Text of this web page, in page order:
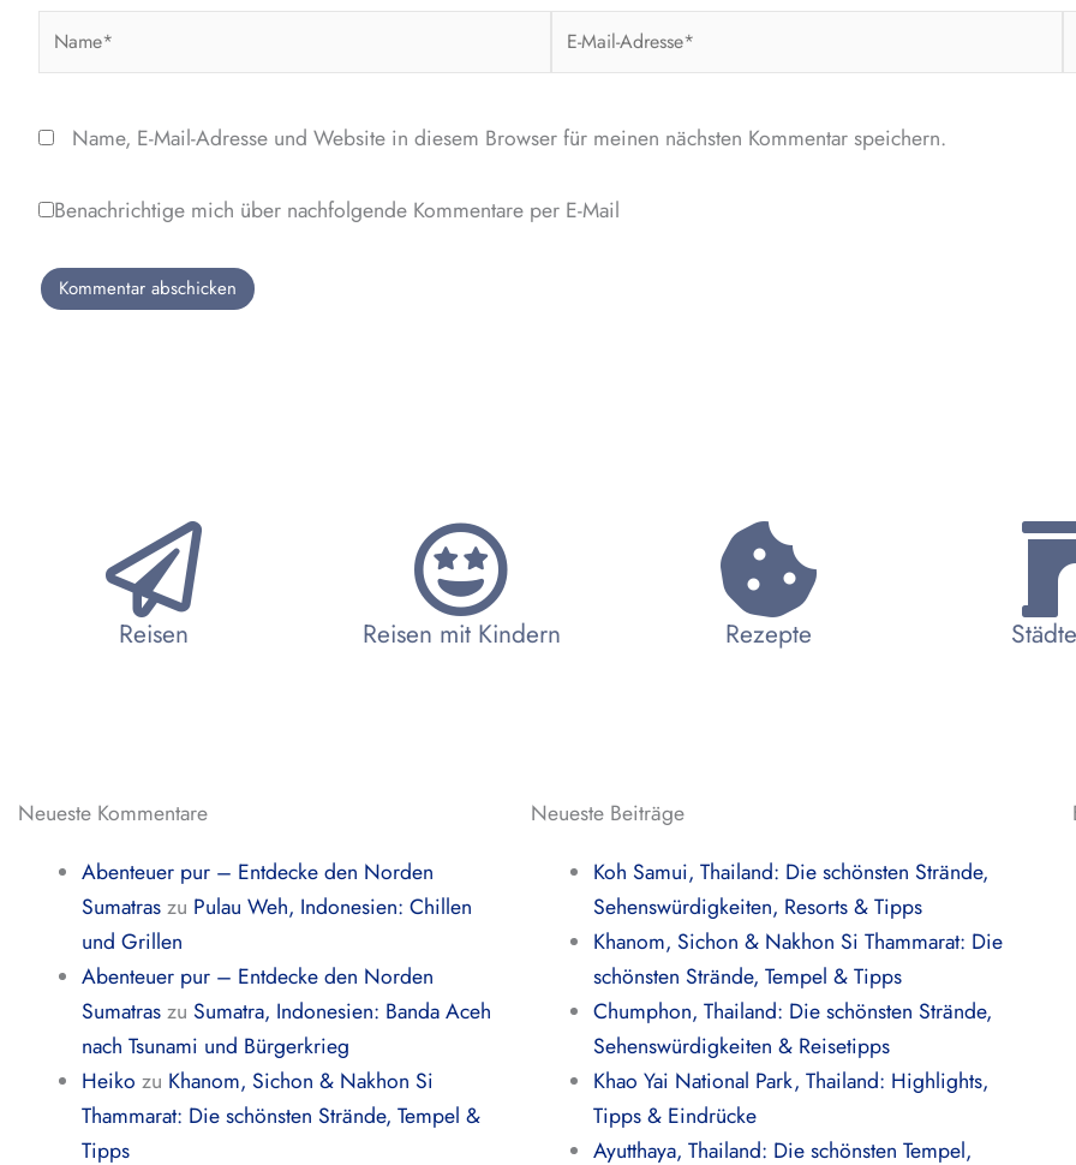
Name*
Name, E-Mail-Adresse und Website in diesem Browser für meinen nächsten Kommentar speichern.
Benachrichtige mich über nachfolgende Kommentare per E-Mail
Reisen Reisen mit Kindern Rezepte
Neueste Kommentare
Abenteuer pur – Entdecke den Norden
Sumatraszu Pulau Weh, Indonesien: Chillen
und Grillen
Abenteuer pur – Entdecke den Norden
Sumatraszu Sumatra, Indonesien: Banda Aceh
nach Tsunami und Bürgerkrieg
Heiko zu Khanom, Sichon & Nakhon Si
Thammarat: Die schönsten Strände, Tempel &
Tipps
Neueste Beiträge
Koh Samui, Thailand: Die schönsten Strände,
Sehenswürdigkeiten, Resorts & Tipps
Khanom, Sichon & Nakhon Si Thammarat: Die
schönsten Strände, Tempel & Tipps
Chumphon, Thailand: Die schönsten Strände,
Sehenswürdigkeiten & Reisetipps
Khao Yai National Park, Thailand: Highlights,
Tipps & Eindrücke
Ayutthaya, Thailand: Die schönsten Tempel,